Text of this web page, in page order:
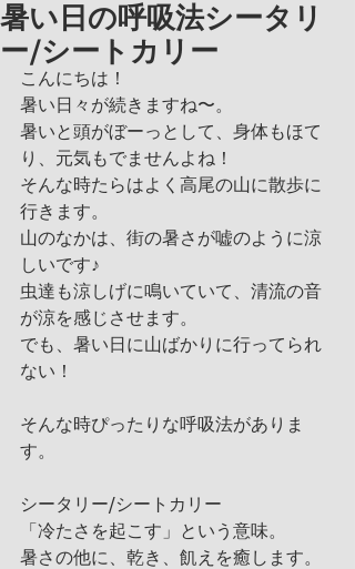
暑い日の呼吸法シータリ
ー/シートカリー
こんにちは！
暑い日々が続きますね〜。
暑いと頭がぼーっとして、身体もほて
り、元気もでませんよね！
そんな時たらはよく高尾の山に散歩に
行きます。
山のなかは、街の暑さが嘘のように涼
しいです♪
虫達も涼しげに鳴いていて、清流の音
が涼を感じさせます。
でも、暑い日に山ばかりに行ってられ
ない！
そんな時ぴったりな呼吸法がありま
す。
シータリー/シートカリー
「冷たさを起こす」という意味。
暑さの他に、乾き、飢えを癒します。